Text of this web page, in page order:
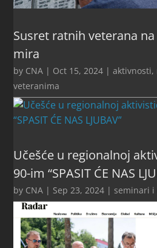
Susret ratnih veterana
mira
by CNA | Oct 15, 2024 |aktivnosti,
veteranima
Učešće u regionalnoj
90-im “SPASIT ĆE NAS
by CNA | Sep 23, 2024 | seminari i